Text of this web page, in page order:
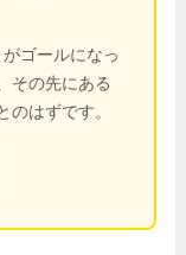
ゴールになっ
その先にある
のはずです。